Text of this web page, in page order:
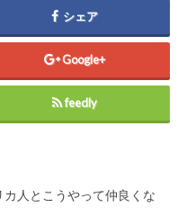
シェア
Google+
feedly
カ人とこうやって仲良くな